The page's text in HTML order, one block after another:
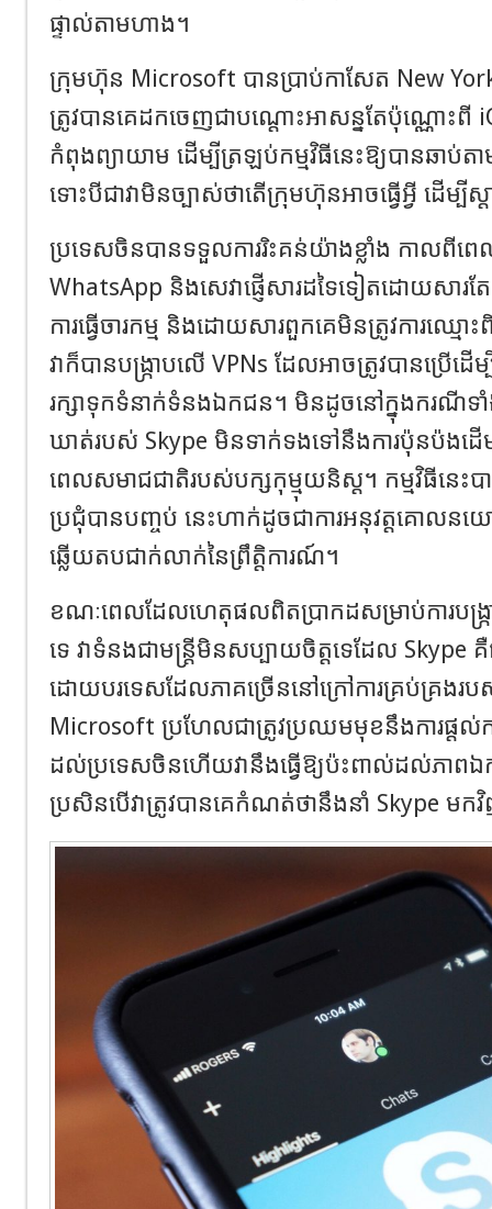
ផ្ទាល់តាមហាង។
ក្រុមហ៊ុន Microsoft បានប្រាប់កាសែត New
ត្រូវបានគេដកចេញជាបណ្តោះអាសន្នតែប៉ុណ្ណោះពី
កំពុងព្យាយាម ដើម្បីត្រឡប់កម្មវិធីនេះឱ្យបានឆាប់ត
ទោះបីជាវាមិនច្បាស់ថាតើក្រុមហ៊ុនអាចធ្វើអ្វី ដើម្បី
ប្រទេសចិនបានទទួលការរិះគន់យ៉ាងខ្លាំង កាលពីពេល
WhatsApp និងសេវាផ្ញើសារដទៃទៀតដោយសារតែ
ការធ្វើចារកម្ម និងដោយសារពួកគេមិនត្រូវការឈ្មោ
វាក៏បានបង្ក្រាបលើ VPNs ដែលអាចត្រូវបានប្រើដ
រក្សាទុកទំនាក់ទំនងឯកជន។ មិនដូចនៅក្នុងករណីទាំ
ឃាត់របស់ Skype មិនទាក់ទងទៅនឹងការប៉ុនប៉ងដើម្បី
ពេលសមាជជាតិរបស់បក្សកុម្មុយនិស្ត។ កម្មវិធីនេះបា
ប្រជុំបានបញ្ចប់ នេះហាក់ដូចជាការអនុវត្តគោលនយ
ឆ្លើយតបជាក់លាក់នៃព្រឹត្តិការណ៍។
ខណៈពេលដែលហេតុផលពិតប្រាកដសម្រាប់ការបង្ក្
ទេ វាទំនងជាមន្ត្រីមិនសប្បាយចិត្តទេដែល Skype
ដោយបរទេសដែលភាគច្រើននៅក្រៅការគ្រប់គ្រងរប
Microsoft ប្រហែលជាត្រូវប្រឈមមុខនឹងការផ្តល់ក
ដល់ប្រទេសចិនហើយវានឹងធ្វើឱ្យប៉ះពាល់ដល់ភាពឯ
ប្រសិនបើវាត្រូវបានគេកំណត់ថានឹងនាំ Skype ម